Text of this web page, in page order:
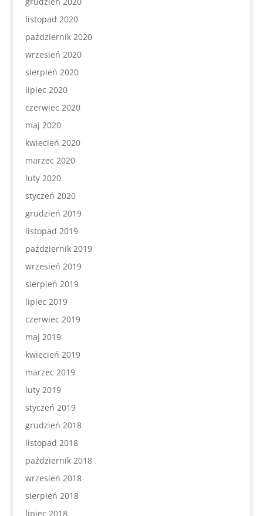
listopad 2020
październik 2020
wrzesień 2020
sierpień 2020
lipiec 2020
czerwiec 2020
maj 2020
kwiecień 2020
marzec 2020
luty 2020
styczeń 2020
grudzień 2019
listopad 2019
październik 2019
wrzesień 2019
sierpień 2019
lipiec 2019
czerwiec 2019
maj 2019
kwiecień 2019
marzec 2019
luty 2019
styczeń 2019
grudzień 2018
listopad 2018
październik 2018
wrzesień 2018
sierpień 2018
lipiec 2018